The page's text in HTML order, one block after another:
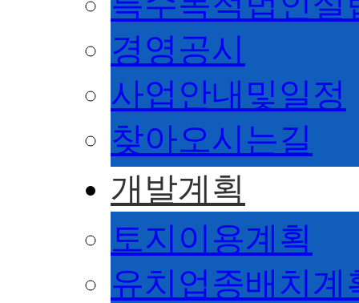
경영공시
사업안내및일정
찾아오시는길
개발계획
토지이용계획
유치업종배치계